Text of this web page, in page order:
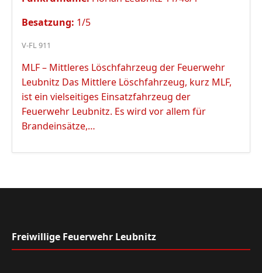
Besatzung: 1/5
V-FL 911
MLF – Mittleres Löschfahrzeug der Feuerwehr
Leubnitz Das Mittlere Löschfahrzeug, kurz MLF,
ist ein vielseitiges Einsatzfahrzeug der
Feuerwehr Leubnitz. Es wird vor allem für
Brandeinsätze,…
Freiwillige Feuerwehr Leubnitz